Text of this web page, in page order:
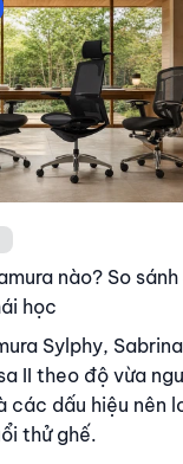
nào? So
học
Sylphy,
II theo độ vừa
các dấu hiệu nên
thử ghế.